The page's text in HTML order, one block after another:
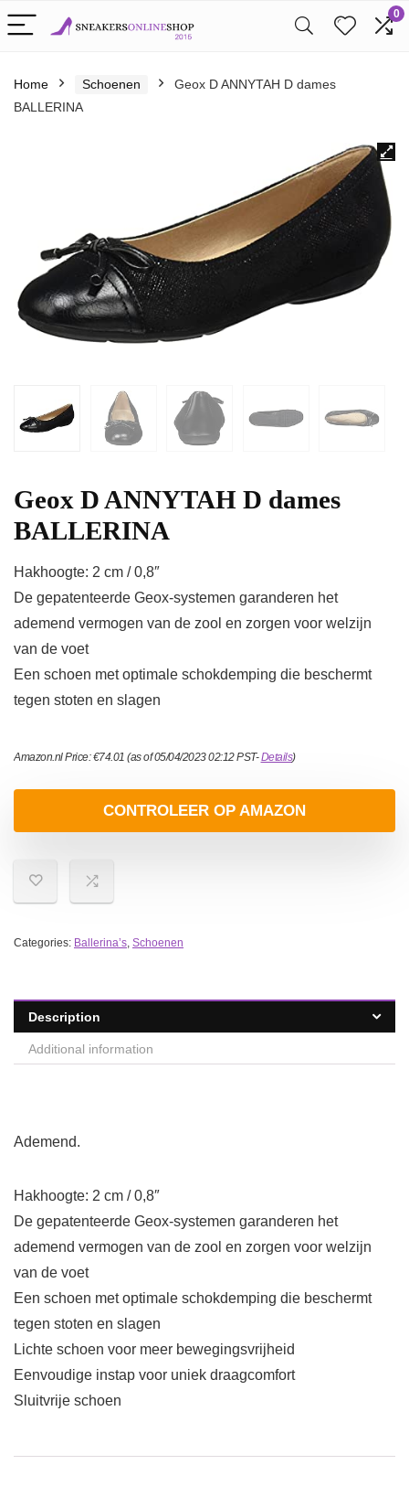
0
Home Schoenen
Geox D ANNYTAH D dames
BALLERINA
Geox D ANNYTAH D dames
BALLERINA
Hakhoogte: 2 cm / 0,8″
De gepatenteerde Geox-systemen garanderen het
ademend vermogen van de zool en zorgen voor welzijn
van de voet
Een schoen met optimale schokdemping die beschermt
tegen stoten en slagen
Amazon.nl Price:€74.01 (as of 05/04/2023 02:12 PST-Details)
CONTROLEER OP AMAZON
Categories: Ballerina’s, Schoenen
Description
Additional information
Ademend.
Hakhoogte: 2 cm / 0,8″
De gepatenteerde Geox-systemen garanderen het
ademend vermogen van de zool en zorgen voor welzijn
van de voet
Een schoen met optimale schokdemping die beschermt
tegen stoten en slagen
Lichte schoen voor meer bewegingsvrijheid
Eenvoudige instap voor uniek draagcomfort
Sluitvrije schoen